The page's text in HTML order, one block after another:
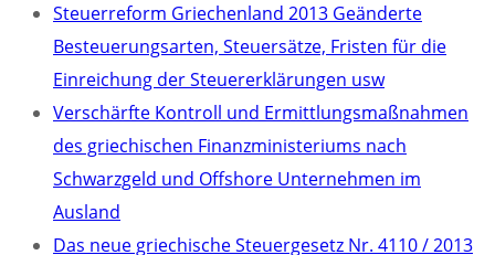
Steuerreform Griechenland 2013 Geänderte
Besteuerungsarten, Steuersätze, Fristen für die
Einreichung der Steuererklärungen usw
Verschärfte Kontroll und Ermittlungsmaßnahmen
des griechischen Finanzministeriums nach
Schwarzgeld und Offshore Unternehmen im
Ausland
Das neue griechische Steuergesetz Nr. 4110 / 2013